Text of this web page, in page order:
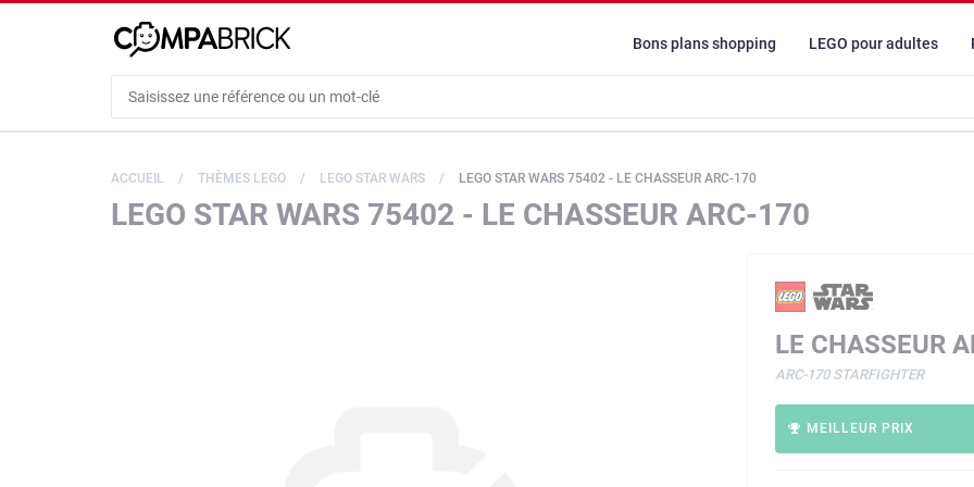
Bons plans shopping LEGO pour adultes
ACCUEIL THÈMES LEGO LEGO STAR WARS LEGO STAR WARS 75402 - LE CHASSEUR ARC-170
LEGO STAR WARS 75402 - LE CHASSEUR ARC-170
LE CHASSEUR
ARC-170 STARFIGHTER
MEILLEUR PRIX